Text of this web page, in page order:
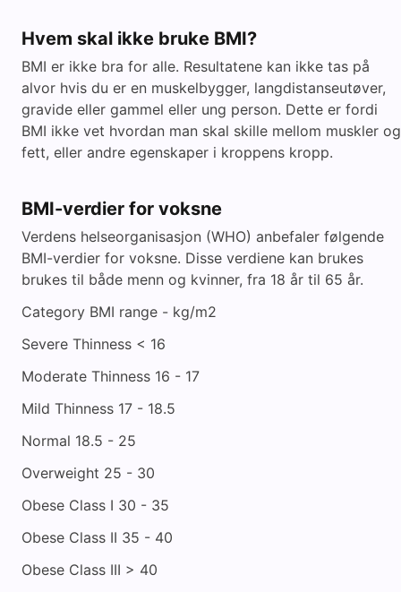
Hvem skal ikke bruke BMI?
BMI er ikke bra for alle. Resultatene kan ikke tas på
alvor hvis du er en muskelbygger, langdistanseutøver,
gravide eller gammel eller ung person. Dette er fordi
BMI ikke vet hvordan man skal skille mellom muskler og
fett, eller andre egenskaper i kroppens kropp.
BMI-verdier for voksne
Verdens helseorganisasjon (WHO) anbefaler følgende
BMI-verdier for voksne. Disse verdiene kan brukes
brukes til både menn og kvinner, fra 18 år til 65 år.
Category BMI range - kg/m2
Severe Thinness < 16
Moderate Thinness 16 - 17
Mild Thinness 17 - 18.5
Normal 18.5 - 25
Overweight 25 - 30
Obese Class I 30 - 35
Obese Class II 35 - 40
Obese Class III > 40